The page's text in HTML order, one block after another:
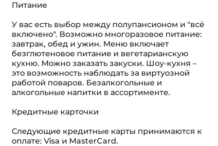
Питание
У вас есть выбор между полупансионом и "всё
включено". Возможно многоразовое питание:
завтрак, обед и ужин. Меню включает
безглютеновое питание и вегетарианскую
кухню. Можно заказать закуски. Шоу-кухня –
это возможность наблюдать за виртуозной
работой поваров. Безалкогольные и
алкогольные напитки в ассортименте.
Кредитные карточки
Следующие кредитные карты принимаются к
оплате: Visa и MasterCard.